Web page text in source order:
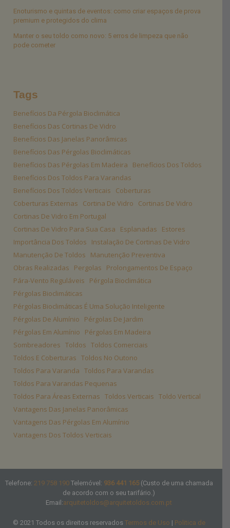
Enoturismo e quintas de eventos: como criar espaços de prova
premium e protegidos do clima
Manter o seu toldo como novo: 5 erros de limpeza que não
pode cometer
Tags
Benefícios Da Pérgola Bioclimática
Benefícios Das Cortinas De Vidro
Benefícios Das Janelas Panorâmicas
Benefícios Das Pérgolas Bioclimáticas
Benefícios Das Pérgolas Em Madeira
Benefícios Dos Toldos
Benefícios Dos Toldos Para Varandas
Benefícios Dos Toldos Verticais
Coberturas
Coberturas Externas
Cortina De Vidro
Cortinas De Vidro
Cortinas De Vidro Em Portugal
Cortinas De Vidro Para Sua Casa
Esplanadas
Estores
Importância Dos Toldos
Instalação De Cortinas De Vidro
Manutenção De Toldos
Manutenção Preventiva
Obras Realizadas
Pergolas
Prolongamentos De Espaço
Pára-Vento Reguláveis
Pérgola Bioclimática
Pérgolas Bioclimáticas
Pérgolas Bioclimáticas É Uma Solução Inteligente
Pérgolas De Alumínio
Pérgolas De Jardim
Pérgolas Em Alumínio
Pérgolas Em Madeira
Sombreadores Toldos Toldos Comerciais
Toldos E Coberturas Toldos No Outono
Toldos Para Varanda Toldos Para Varandas
Toldos Para Varandas Pequenas
Toldos Para Áreas Externas Toldos Verticais Toldo Vertical
Vantagens Das Janelas Panorâmicas
Vantagens Das Pérgolas Em Alumínio
Vantagens Dos Toldos Verticais
Telefone: 219 758 190Telemóvel: 936 441 165 (Custo de uma chamada
de acordo com o seu tarifário.)
Email:arquitetoldos@arquitetoldos.com.pt
© 2021 Todos os direitos reservados Termos de Uso | Politica de